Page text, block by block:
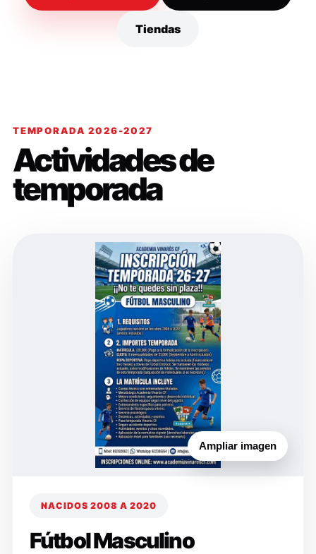
Tiendas
TEMPORADA 2026-2027
Actividades de
temporada
Ampliar imagen
NACIDOS 2008 A 2020
Fútbol Masculino